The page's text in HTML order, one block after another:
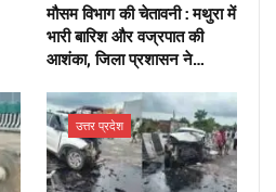
मौसम विभाग की चेतावनी : मथुरा में
भारी बारिश और वज्रपात की
आशंका, जिला प्रशासन ने…
उत्तर प्रदेश